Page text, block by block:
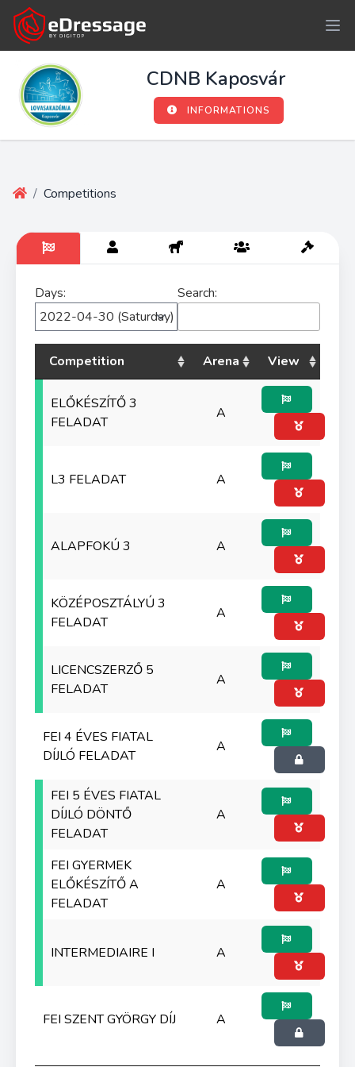
CDNB Kaposvár
INFORMATIONS
/ Competitions
Days: Search:
Competition Arena View
ELŐKÉSZÍTŐ 3
FELADAT
A
L3 FELADAT A
ALAPFOKÚ 3 A
KÖZÉPOSZTÁLYÚ 3
FELADAT
A
LICENCSZERZŐ 5
FELADAT
A
FEI 4 ÉVES FIATAL
DÍJLÓ FELADAT
A
FEI 5 ÉVES FIATAL
DÍJLÓ DÖNTŐ
FELADAT
A
FEI GYERMEK
ELŐKÉSZÍTŐ A
FELADAT
A
INTERMEDIAIRE I A
FEI SZENT GYÖRGY DÍJ A